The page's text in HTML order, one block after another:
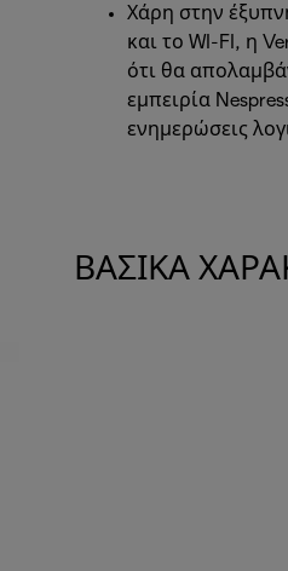
Χάρη στην
και το WI-FI, η
ότι θα
εμπειρία
ενημερώσεις
ΒΑΣΙΚΆ